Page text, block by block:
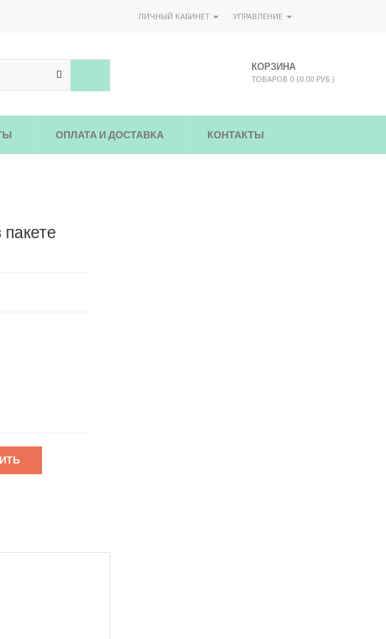
ЛИЧНЫЙ КАБИНЕТ УПРАВЛЕНИЕ
КОРЗИНА
ТОВАРОВ 0 (0.00 РУБ.)
ОПЛАТА И ДОСТАВКА КОНТАКТЫ